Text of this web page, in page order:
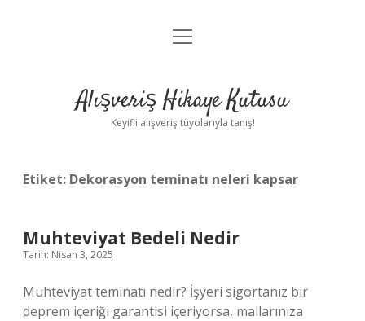
Anasayfa
Yasal Uyarı
menüyü
Alışveriş Hikaye Kutusu
Keyifli alışveriş tüyolarıyla tanış!
Etiket: Dekorasyon teminatı neleri kapsar
Muhteviyat Bedeli Nedir
Tarih: Nisan 3, 2025
Muhteviyat teminatı nedir? İşyeri sigortanız bir
deprem içeriği garantisi içeriyorsa, mallarınıza